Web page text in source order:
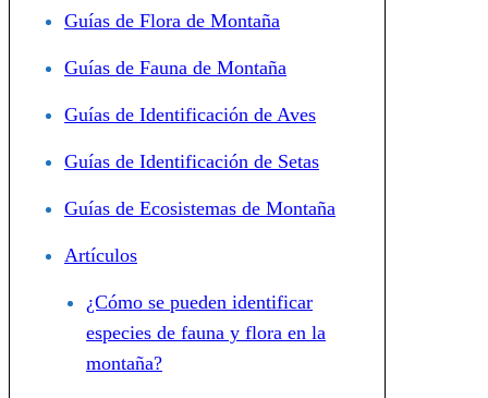
Guías de Flora de Montaña
Guías de Fauna de Montaña
Guías de Identificación de Aves
Guías de Identificación de Setas
Guías de Ecosistemas de Montaña
Artículos
¿Cómo se pueden identificar
especies de fauna y flora en la
montaña?